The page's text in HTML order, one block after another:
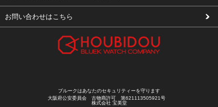
修理依頼
お気に入り
会社概要
お問い合わせはこちら
ブルークはあなたのセキュリティーを守ります
大阪府公安委員会 古物商許可 第621113505921号
株式会社 宝美堂